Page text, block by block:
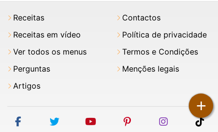
+
Receitas
Receitas em vídeo
Ver todos os menus
Perguntas
Artigos
Contactos
Política de privacidade
Termos e Condições
Menções legais
facebooktwitter youtubepinterestinstagram